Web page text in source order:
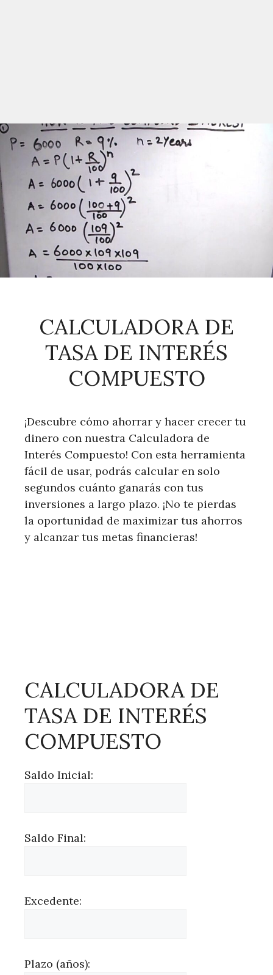
CALCULADORA DE
TASA DE INTERÉS
COMPUESTO
¡Descubre cómo ahorrar y hacer crecer tu
dinero con nuestra Calculadora de
Interés Compuesto! Con esta herramienta
fácil de usar, podrás calcular en solo
segundos cuánto ganarás con tus
inversiones a largo plazo. ¡No te pierdas
la oportunidad de maximizar tus ahorros
y alcanzar tus metas financieras!
CALCULADORA DE
TASA DE INTERÉS
COMPUESTO
Saldo Inicial:
Saldo Final:
Excedente:
Plazo (años):